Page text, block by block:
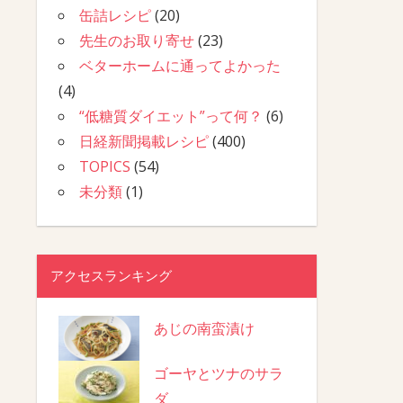
缶詰レシピ(20)
先生のお取り寄せ(23)
ベターホームに通ってよかった
(4)
“低糖質ダイエット”って何？ (6)
日経新聞掲載レシピ(400)
TOPICS (54)
未分類(1)
アクセスランキング
あじの南蛮漬け
ゴーヤとツナのサラ
ダ